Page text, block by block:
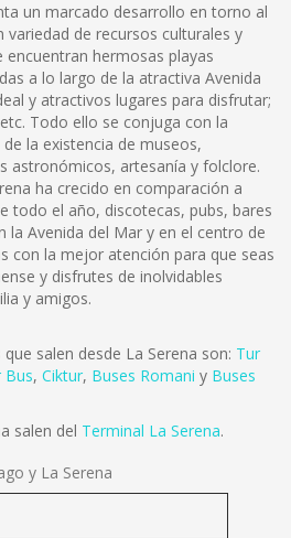
un marcado desarrollo en torno al
variedad de recursos culturales y
hermosas playas
a lo largo de la atractiva Avenida
y atractivos lugares para disfrutar;
Todo ello se conjuga con la
la existencia de museos,
astronómicos, artesanía y folclore.
ha crecido en comparación a
todo el año, discotecas, pubs, bares
la Avenida del Mar y en el centro de
con la mejor atención para que seas
y disfrutes de inolvidables
y amigos.
que salen desde La Serena son: Tur
Bus, Ciktur, Buses Romani y Buses
salen del Terminal La Serena.
y La Serena